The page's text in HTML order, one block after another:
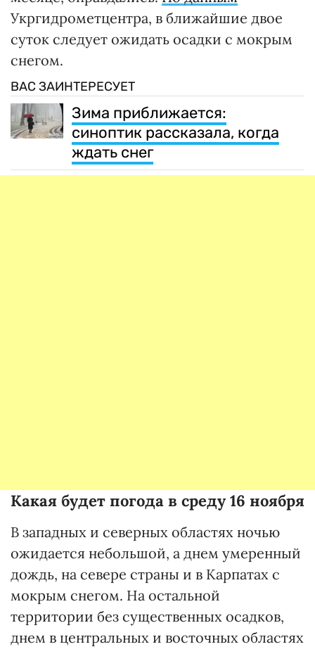
Укргидрометцентра, в ближайшие двое
суток следует ожидать осадки с мокрым
снегом.
ВАС ЗАИНТЕРЕСУЕТ
Зима приближается:
синоптик рассказала, когда
ждать снег
Какая будет погода в среду 16 ноября
В западных и северных областях ночью
ожидается небольшой, а днем умеренный
дождь, на севере страны и в Карпатах с
мокрым снегом. На остальной
территории без существенных осадков,
днем в центральных и восточных областях